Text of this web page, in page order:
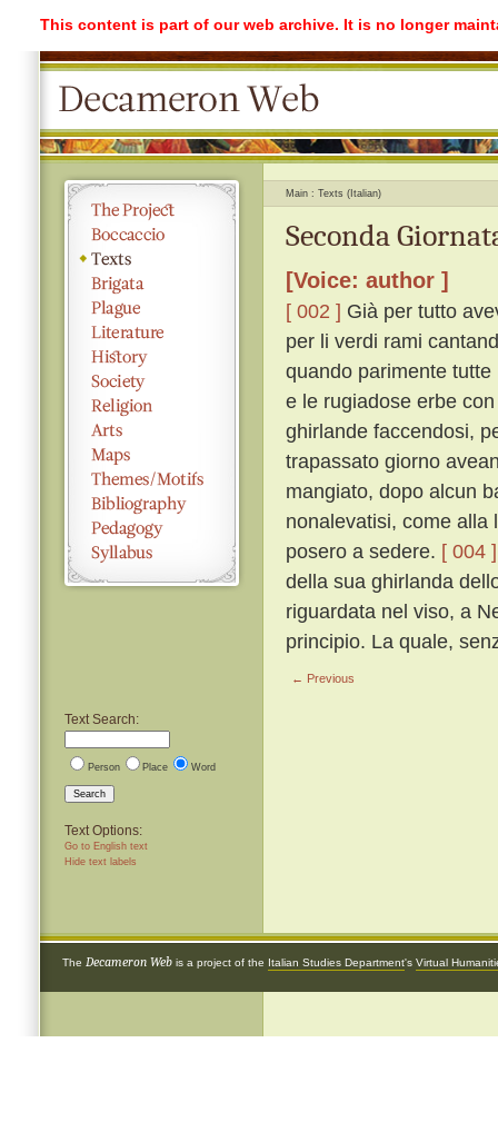
This content is part of our web archive. It is no longer
Text Search:
Person Place Word
Search
Text Options:
Go to English text
Hide text labels
Main Texts (Italian)
Seconda
[Voice: author ]
[ 002 ] Già per tutto
per li verdi rami
quando parimente
e le rugiadose erbe
ghirlande faccendosi,
trapassato giorno
mangiato, dopo alcun
nonalevatisi, come alla
posero a sedere. [ 004 ]
della sua ghirlanda
riguardata nel viso, a
principio. La quale,
← Previous
The Decameron Web is a project of the Italian Studies Department's Virtual